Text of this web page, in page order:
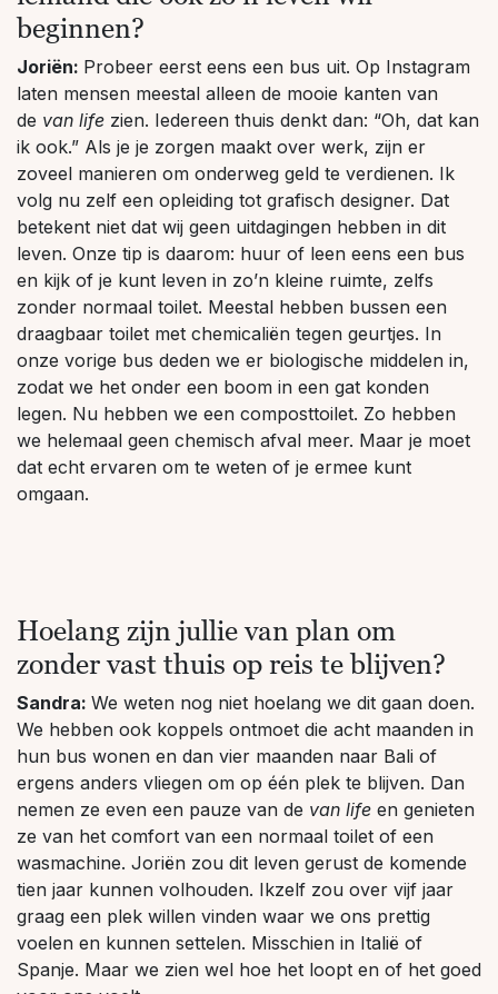
beginnen?
Joriën: Probeer eerst eens een bus uit. Op Instagram
laten mensen meestal alleen de mooie kanten van
de van life zien. Iedereen thuis denkt dan: “Oh, dat kan
ik ook.” Als je je zorgen maakt over werk, zijn er
zoveel manieren om onderweg geld te verdienen. Ik
volg nu zelf een opleiding tot grafisch designer. Dat
betekent niet dat wij geen uitdagingen hebben in dit
leven. Onze tip is daarom: huur of leen eens een bus
en kijk of je kunt leven in zo’n kleine ruimte, zelfs
zonder normaal toilet. Meestal hebben bussen een
draagbaar toilet met chemicaliën tegen geurtjes. In
onze vorige bus deden we er biologische middelen in,
zodat we het onder een boom in een gat konden
legen. Nu hebben we een composttoilet. Zo hebben
we helemaal geen chemisch afval meer. Maar je moet
dat echt ervaren om te weten of je ermee kunt
omgaan.
Hoelang zijn jullie van plan om
zonder vast thuis op reis te blijven?
Sandra: We weten nog niet hoelang we dit gaan doen.
We hebben ook koppels ontmoet die acht maanden in
hun bus wonen en dan vier maanden naar Bali of
ergens anders vliegen om op één plek te blijven. Dan
nemen ze even een pauze van de van life en genieten
ze van het comfort van een normaal toilet of een
wasmachine. Joriën zou dit leven gerust de komende
tien jaar kunnen volhouden. Ikzelf zou over vijf jaar
graag een plek willen vinden waar we ons prettig
voelen en kunnen settelen. Misschien in Italië of
Spanje. Maar we zien wel hoe het loopt en of het goed